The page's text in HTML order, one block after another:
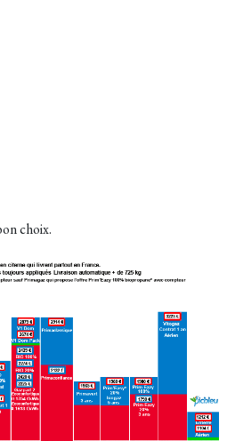
choix.